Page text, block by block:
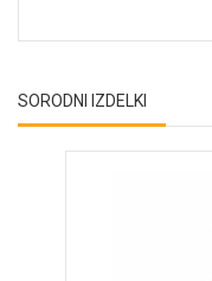
SORODNI IZDELKI